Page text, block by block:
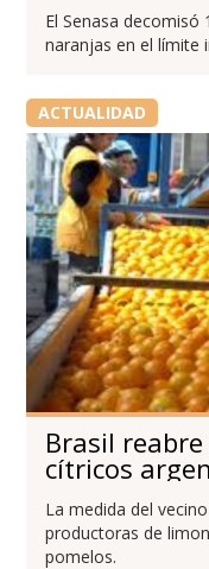
El Senasa
naranjas en el límite
ACTUALIDAD
Brasil
cítricos
La medida del
productoras de
pomelos.